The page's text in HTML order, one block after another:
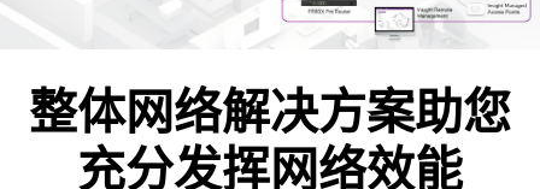
整体网络解决方案助您
充分发挥网络效能